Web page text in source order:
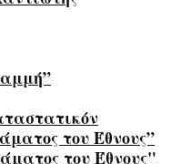
του Έθνους”
του Έθνους"